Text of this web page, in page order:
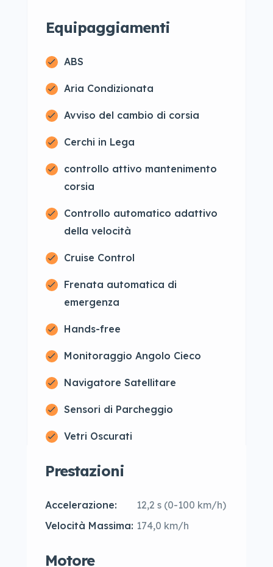
Equipaggiamenti
ABS
Aria Condizionata
Avviso del cambio di corsia
Cerchi in Lega
controllo attivo mantenimento
corsia
Controllo automatico adattivo
della velocità
Cruise Control
Frenata automatica di
emergenza
Hands-free
Monitoraggio Angolo Cieco
Navigatore Satellitare
Sensori di Parcheggio
Vetri Oscurati
Prestazioni
Accelerazione:
12,2 s (0-100 km/h)
Velocità Massima: 174,0 km/h
Motore